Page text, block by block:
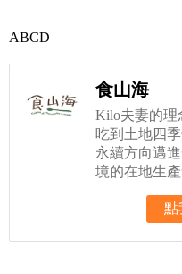
ABCD
食山海
Kilo夫妻的理
吃到土地四
永續方向邁
境的在地生
點